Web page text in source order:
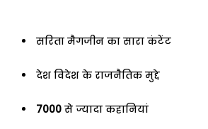
सरिता मैगजीन का सारा कंटेंट
देश विदेश के राजनैतिक मुद्दे
7000 से ज्यादा कहानियां